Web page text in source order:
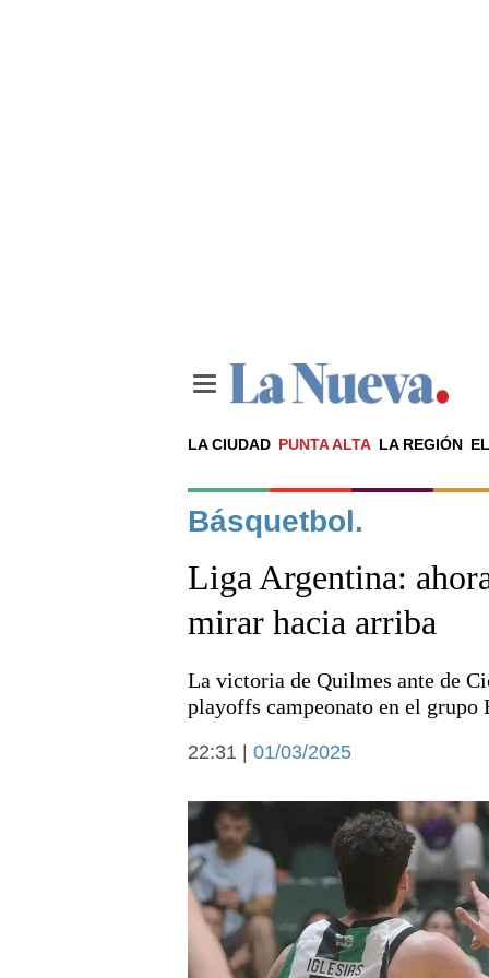
LA CIUDAD PUNTA ALTA LA REGIÓN
Noticias
Deportes
Arte y cultura
Economía y campo
Básquetbol.
Liga Argentina:
mirar hacia arriba
La victoria de Quilmes ante de
playoffs campeonato en el grupo
22:31 | 01/03/2025